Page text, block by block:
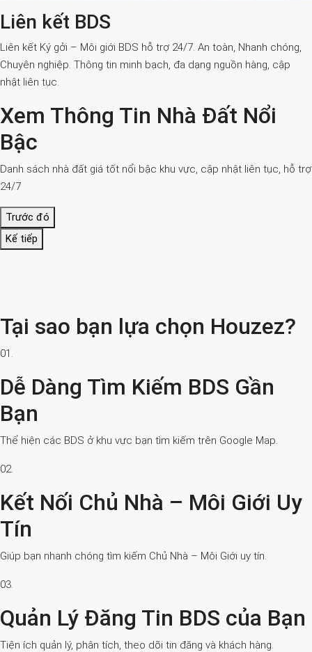
Liên kết BDS
Liên kết Ký gởi – Môi giới BDS hỗ trợ 24/7. An toàn, Nhanh chóng,
Chuyên nghiệp. Thông tin minh bạch, đa dạng nguồn hàng, cập
nhật liên tục.
Xem Thông Tin Nhà Đất Nổi
Bậc
Danh sách nhà đất giá tốt nổi bậc khu vực, cập nhật liên tục, hỗ trợ
24/7
Trước đó
Kế tiếp
Tại sao bạn lựa chọn Houzez?
01.
Dễ Dàng Tìm Kiếm BDS Gần
Bạn
Thể hiện các BDS ở khu vực bạn tìm kiếm trên Google Map.
02.
Kết Nối Chủ Nhà – Môi Giới Uy
Tín
Giúp bạn nhanh chóng tìm kiếm Chủ Nhà – Môi Giới uy tín.
03.
Quản Lý Đăng Tin BDS của Bạn
Tiện ích quản lý, phân tích, theo dõi tin đăng và khách hàng.